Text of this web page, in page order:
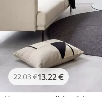
22.03€13.22 €